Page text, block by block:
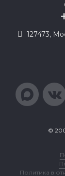
127473,
©
Политика в